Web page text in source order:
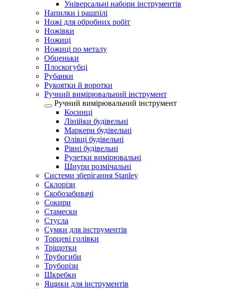
Універсальні набори інструментів
Напилки і рашпілі
Ножі для обробних робіт
Ножівки
Ножиці
Ножиці по металу
Обценьки
Плоскогубці
Рубанки
Рукоятки й воротки
Ручний вимірювальний інструмент
Ручний вимірювальний інструмент
Косинці
Лінійки будівельні
Маркери будівельні
Олівці будівельні
Рівні будівельні
Рулетки вимірювальні
Шнури розмічальні
Системи зберігання Stanley
Склорізи
Скобозабивачі
Сокири
Стамески
Стусла
Сумки для інструментів
Торцеві голівки
Тріщотки
Трубогиби
Труборізи
Шкребки
Ящики для інструментів